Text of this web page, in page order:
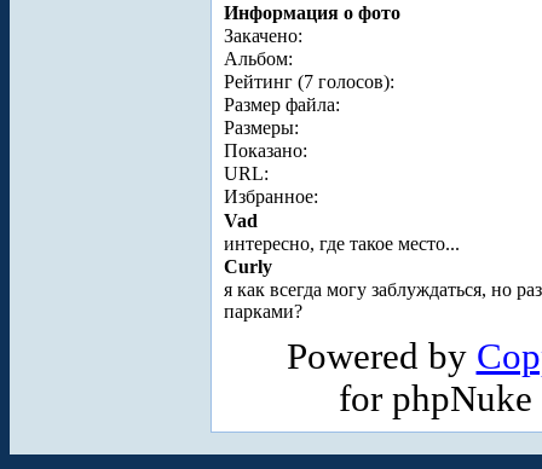
Информация о фото
Закачено:
Альбом:
Рейтинг (7 голосов):
Размер файла:
Размеры:
Показано:
URL:
Избранное:
Vad
интересно, где такое место...
Curly
я как всегда могу заблуждаться, но
парками?
Powered by
for